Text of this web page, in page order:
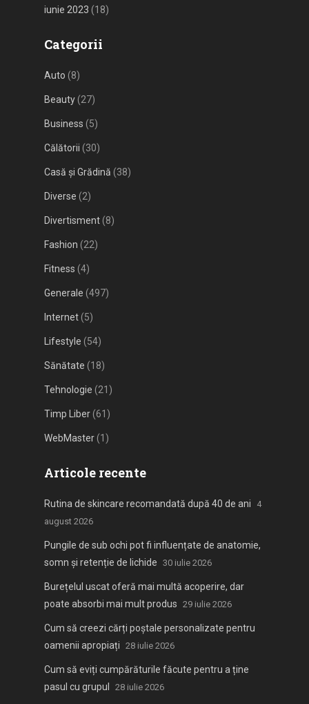
iunie 2023 (18)
Categorii
Auto (8)
Beauty(27)
Business (5)
Călătorii (30)
Casă și Grădină (38)
Diverse (2)
Divertisment(8)
Fashion (22)
Fitness (4)
Generale (497)
Internet(5)
Lifestyle (54)
Sănătate (18)
Tehnologie (21)
Timp Liber(61)
WebMaster(1)
Articole recente
Rutina de skincare recomandată după 40 de ani
4
august 2026
Pungile de sub ochi pot fi influențate de anatomie,
somn și retenție de lichide 30 iulie 2026
Burețelul uscat oferă mai multă acoperire, dar
poate absorbi mai mult produs 29 iulie 2026
Cum să creezi cărți poștale personalizate pentru
oamenii apropiați 28 iulie 2026
Cum să eviți cumpărăturile făcute pentru a ține
pasul cu grupul 28 iulie 2026